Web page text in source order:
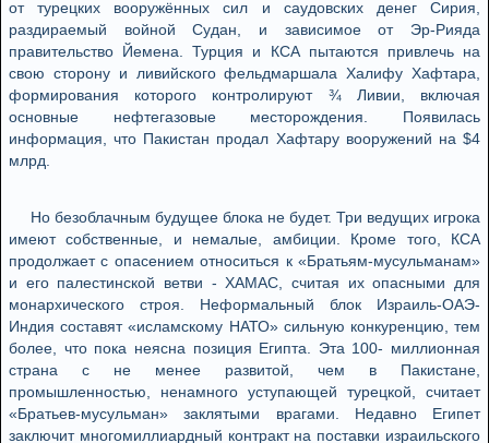
от турецких вооружённых сил и саудовских денег Сирия,
раздираемый войной Судан, и зависимое от Эр-Рияда
правительство Йемена. Турция и КСА пытаются привлечь на
свою сторону и ливийского фельдмаршала Халифу Хафтара,
формирования которого контролируют ¾ Ливии, включая
основные нефтегазовые месторождения. Появилась
информация, что Пакистан продал Хафтару вооружений на $4
млрд.
Но безоблачным будущее блока не будет. Три ведущих игрока
имеют собственные, и немалые, амбиции. Кроме того, КСА
продолжает с опасением относиться к «Братьям-мусульманам»
и его палестинской ветви - ХАМАС, считая их опасными для
монархического строя. Неформальный блок Израиль-ОАЭ-
Индия составят «исламскому НАТО» сильную конкуренцию, тем
более, что пока неясна позиция Египта. Эта 100- миллионная
страна с не менее развитой, чем в Пакистане,
промышленностью, ненамного уступающей турецкой, считает
«Братьев-мусульман» заклятыми врагами. Недавно Египет
заключит многомиллиардный контракт на поставки израильского